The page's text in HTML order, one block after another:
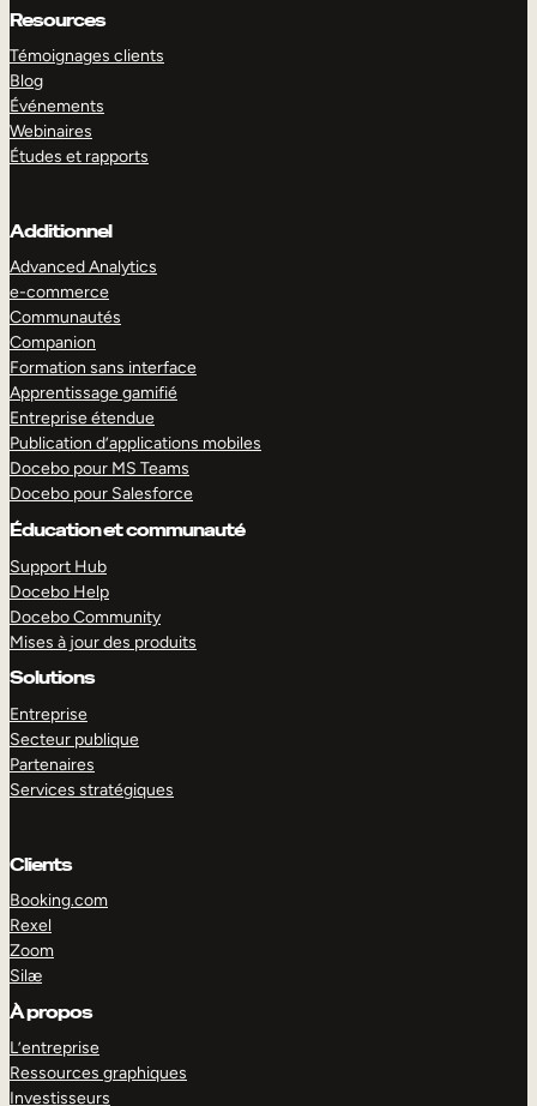
Resources
Témoignages clients
Blog
Événements
Webinaires
Études et rapports
Additionnel
Advanced Analytics
e-commerce
Communautés
Companion
Formation sans interface
Apprentissage gamifié
Entreprise étendue
Publication d’applications mobiles
Docebo pour MS Teams
Docebo pour Salesforce
Éducation et communauté
Support Hub
Docebo Help
Docebo Community
Mises à jour des produits
Solutions
Entreprise
Secteur publique
Partenaires
Services stratégiques
Clients
Booking.com
Rexel
Zoom
Silæ
À propos
L’entreprise
Ressources graphiques
Investisseurs